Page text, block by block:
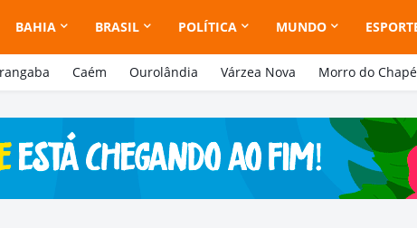
BAHIA BRASIL POLÍTICA MUNDO
Caém Ourolândia Várzea Nova Morro do